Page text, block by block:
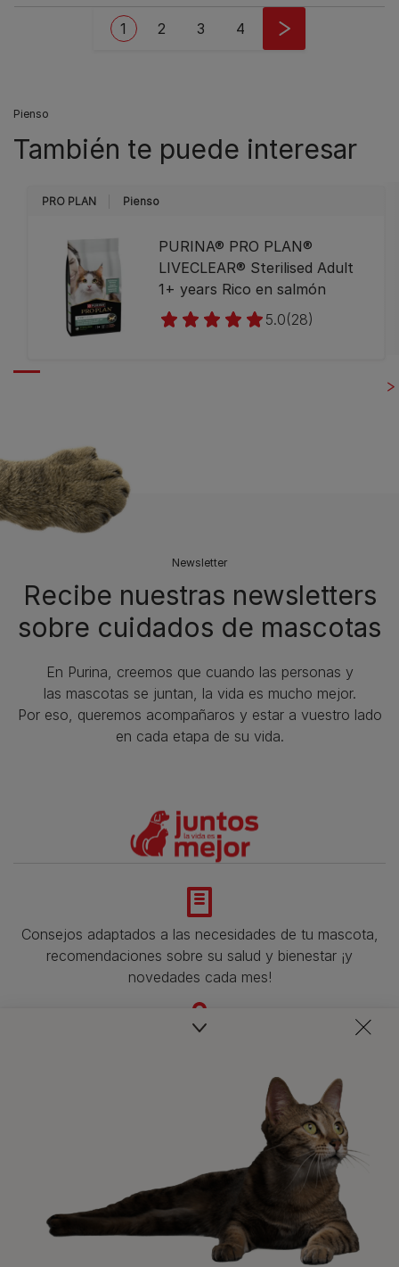
Current page
1 Page
2 Page
3 Page
4
Pienso
También te puede interesar
PRO PLAN Pienso
PURINA® PRO PLAN®
LIVECLEAR® Sterilised Adult
1+ years Rico en salmón
5.0(28)
Newsletter
Recibe nuestras newsletters
sobre cuidados de mascotas​
En Purina, creemos que cuando las personas y
las mascotas se juntan, la vida es mucho mejor.
Por eso, queremos acompañaros y estar a vuestro lado
en cada etapa de su vida.​
Consejos adaptados a las necesidades de tu mascota,
recomendaciones sobre su salud y bienestar ¡y
novedades cada mes!
Promociones, concursos, descuentos y ofertas de
todas nuestras marcas.​
¡No te lo pierdas, únete a Purina y empieza
a disfrutar ya de las ventajas!​